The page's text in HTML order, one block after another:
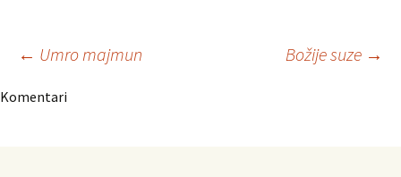
Navigacija
← Umro majmun Božije suze →
Komentari